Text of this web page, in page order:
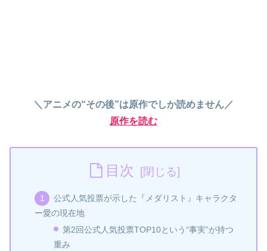
＼アニメの“その後”は原作でしか読めません／
原作を読む
目次
公式人気投票が示した『メダリスト』キャラクタ
ー愛の現在地
第2回公式人気投票TOP10という“事実”が持つ
重み